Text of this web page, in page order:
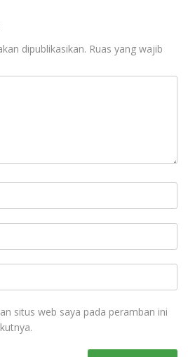
dipublikasikan. Ruas yang wajib
situs web saya pada peramban ini